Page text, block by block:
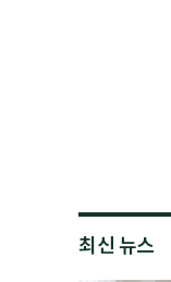
최신 뉴스